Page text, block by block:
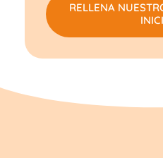
RELLENA